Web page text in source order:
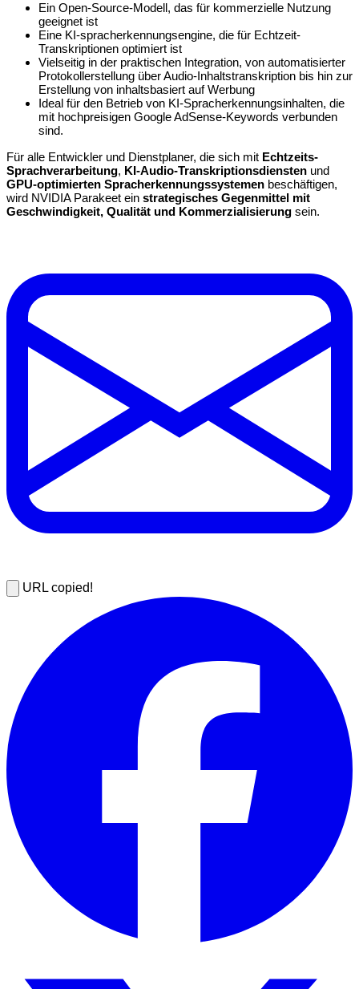
Ein Open-Source-Modell, das für kommerzielle Nutzung
geeignet ist
Eine KI-spracherkennungsengine, die für Echtzeit-
Transkriptionen optimiert ist
Vielseitig in der praktischen Integration, von automatisierter
Protokollerstellung über Audio-Inhaltstranskription bis hin zur
Erstellung von inhaltsbasiert auf Werbung
Ideal für den Betrieb von KI-Spracherkennungsinhalten, die
mit hochpreisigen Google AdSense-Keywords verbunden
sind.
Für alle Entwickler und Dienstplaner, die sich mit Echtzeits-
Sprachverarbeitung, KI-Audio-Transkriptionsdiensten und
GPU-optimierten Spracherkennungssystemen beschäftigen,
wird NVIDIA Parakeet ein strategisches Gegenmittel mit
Geschwindigkeit, Qualität und Kommerzialisierung sein.
URL copied!